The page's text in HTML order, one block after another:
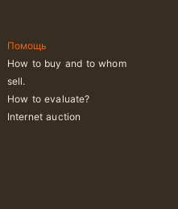
Помощь
How to buy and to whom
sell.
How to evaluate?
Internet auction